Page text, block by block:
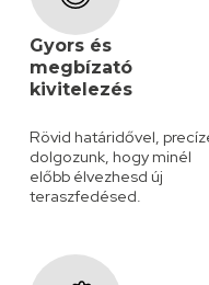
Gyors és
megbízató
kivitelezés
Rövid határidővel,
dolgozunk, hogy minél
előbb élvezhesd új
teraszfedésed.